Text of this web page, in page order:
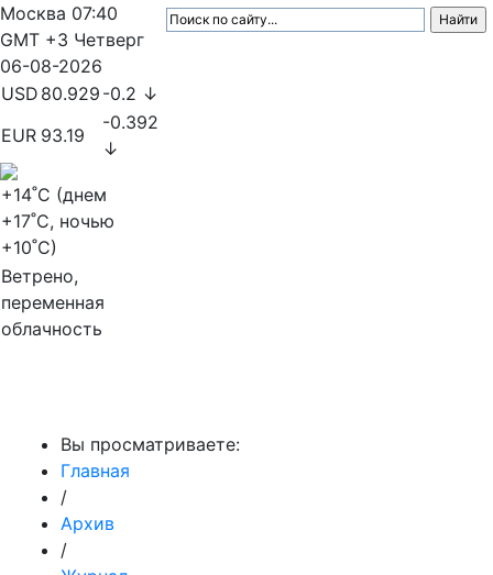
Москва 07:40
GMT +3 Четверг
06-08-2026
USD 80.929 -0.2 ↓
EUR 93.19
-0.392
↓
+14˚C (днем
+17˚C, ночью
+10˚C)
Ветрено,
переменная
облачность
Вы просматриваете:
Главная
/
Архив
/